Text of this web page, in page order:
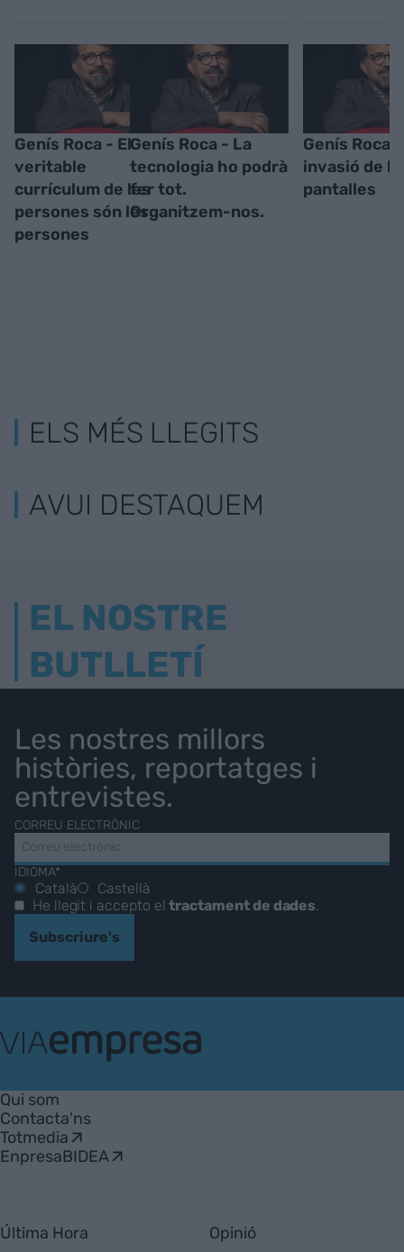
Genís Roca - El
veritable
currículum de les
persones són les
persones
Genís Roca - La
tecnologia ho podrà
fer tot.
Organitzem-nos.
Genís Roca
invasió de
pantalles
ELS MÉS LLEGITS
AVUI DESTAQUEM
EL NOSTRE
BUTLLETÍ
Les nostres millors
històries, reportatges i
entrevistes.
CORREU ELECTRÒNIC
IDIOMA*
Català
Castellà
He llegit i accepto eltractament de dades
Subscriure's
Empresa
Qui som
Contacta'ns
Totmedia
EnpresaBIDEA
Última Hora Opinió